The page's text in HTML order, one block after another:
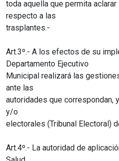
toda aquella que permita
respecto a las
trasplantes.-
Art.3º.- A los efectos de su
Departamento Ejecutivo
Municipal realizará las
ante las
autoridades que correspondan,
y/o
electorales (Tribunal Electoral)
Art.4º.- La autoridad de